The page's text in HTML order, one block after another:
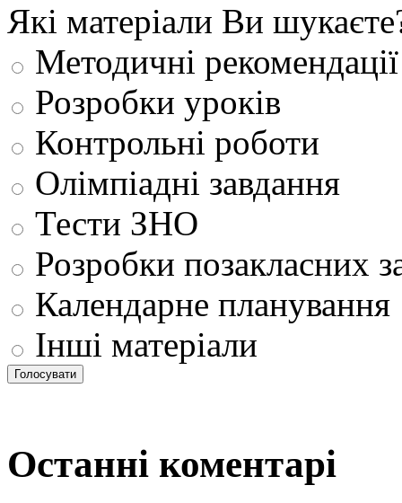
Які матеріали Ви
Методичні рекомендації
Розробки уроків
Контрольні роботи
Олімпіадні завдання
Тести ЗНО
Розробки позакласних
Календарне планування
Інші матеріали
Останні коментарі